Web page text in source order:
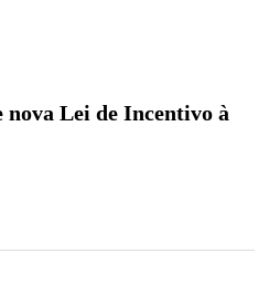
nova Lei de Incentivo à